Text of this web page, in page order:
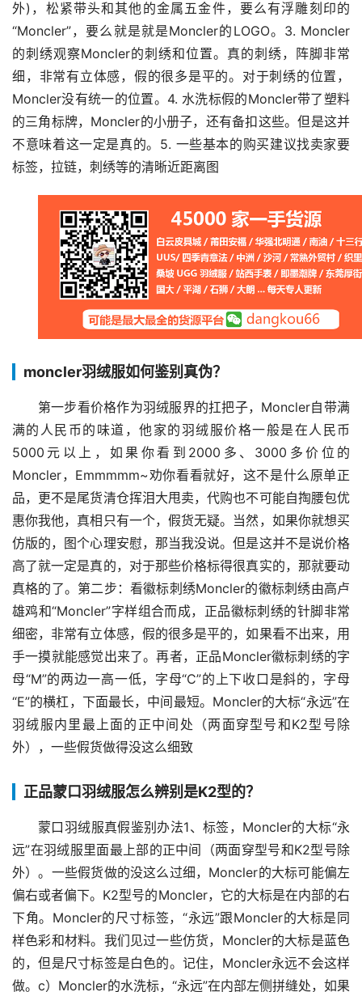
外)，松紧带头和其他的金属五金件，要么有浮雕刻印的
“Moncler”，要么就是就是Moncler的LOGO。3. Moncler
的刺绣观察Moncler的刺绣和位置。真的刺绣，阵脚非常
细，非常有立体感，假的很多是平的。对于刺绣的位置，
Moncler没有统一的位置。4. 水洗标假的Moncler带了塑料
的三角标牌，Moncler的小册子，还有备扣这些。但是这并
不意味着这一定是真的。5. 一些基本的购买建议找卖家要
标签，拉链，刺绣等的清晰近距离图
moncler羽绒服如何鉴别真伪？
第一步看价格作为羽绒服界的扛把子，Moncler自带满
满的人民币的味道，他家的羽绒服价格一般是在人民币
5000元以上，如果你看到2000多、3000多价位的
Moncler，Emmmmm~劝你看看就好，这不是什么原单正
品，更不是尾货清仓挥泪大甩卖，代购也不可能自掏腰包优
惠你我他，真相只有一个，假货无疑。当然，如果你就想买
仿版的，图个心理安慰，那当我没说。但是这并不是说价格
高了就一定是真的，对于那些价格标得很真实的，那就要动
真格的了。第二步：看徽标刺绣Moncler的徽标刺绣由高卢
雄鸡和“Moncler”字样组合而成，正品徽标刺绣的针脚非常
细密，非常有立体感，假的很多是平的，如果看不出来，用
手一摸就能感觉出来了。再者，正品Moncler徽标刺绣的字
母“M”的两边一高一低，字母“C”的上下收口是斜的，字母
“E”的横杠，下面最长，中间最短。Moncler的大标“永远”在
羽绒服内里最上面的正中间处（两面穿型号和K2型号除
外），一些假货做得没这么细致
正品蒙口羽绒服怎么辨别是K2型的？
蒙口羽绒服真假鉴别办法1、标签，Moncler的大标“永
远”在羽绒服里面最上部的正中间（两面穿型号和K2型号除
外）。一些假货做的没这么过细，Moncler的大标可能偏左
偏右或者偏下。K2型号的Moncler，它的大标是在内部的右
下角。Moncler的尺寸标签，“永远”跟Moncler的大标是同
样色彩和材料。我们见过一些仿货，Moncler的大标是蓝色
的，但是尺寸标签是白色的。记住，Moncler永远不会这样
做。c）Moncler的水洗标，“永远”在内部左侧拼缝处，如果